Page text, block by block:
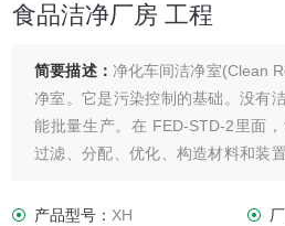
食品洁净厂房 工程
简要描述： 净化车间洁净室(Clean
净室。它是污染控制的基础。没有
能批量生产。在 FED-STD-2里面
过滤、分配、优化、构造材料和装
净度级别。
产品型号：XH